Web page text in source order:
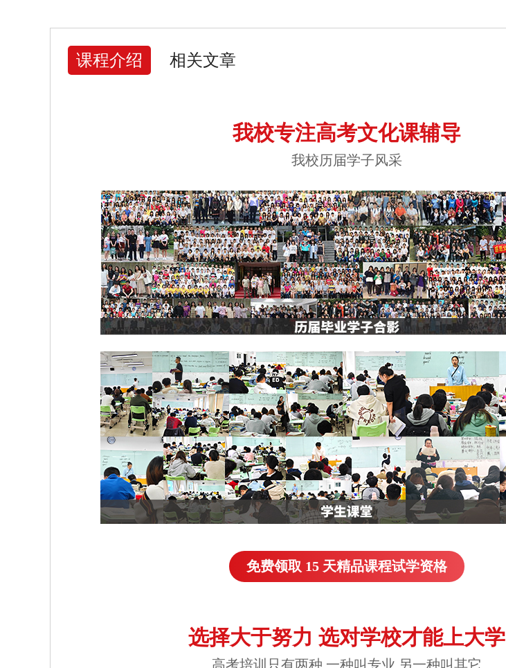
课程介绍 相关文章
我校专注高考文化课辅导
我校历届学子风采
免费领取 15 天精品课程试学资格
选择大于努力 选对学校才能上大学
高考培训只有两种 一种叫专业 另一种叫其它